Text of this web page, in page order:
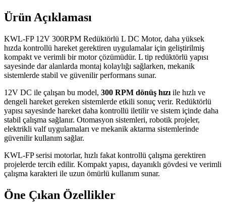
Ürün Açıklaması
KWL-FP 12V 300RPM Redüktörlü L DC Motor, daha yüksek
hızda kontrollü hareket gerektiren uygulamalar için geliştirilmiş
kompakt ve verimli bir motor çözümüdür. L tip redüktörlü yapısı
sayesinde dar alanlarda montaj kolaylığı sağlarken, mekanik
sistemlerde stabil ve güvenilir performans sunar.
12V DC ile çalışan bu model, 300 RPM dönüş hızı ile hızlı ve
dengeli hareket gereken sistemlerde etkili sonuç verir. Redüktörlü
yapısı sayesinde hareket daha kontrollü iletilir ve sistem içinde daha
stabil çalışma sağlanır. Otomasyon sistemleri, robotik projeler,
elektrikli valf uygulamaları ve mekanik aktarma sistemlerinde
güvenilir kullanım sağlar.
KWL-FP serisi motorlar, hızlı fakat kontrollü çalışma gerektiren
projelerde tercih edilir. Kompakt yapısı, dayanıklı gövdesi ve verimli
çalışma karakteri ile uzun ömürlü kullanım sunar.
Öne Çıkan Özellikler